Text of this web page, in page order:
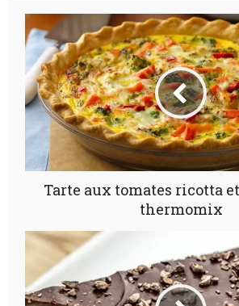
Tarte aux tomates ricotta
thermomix